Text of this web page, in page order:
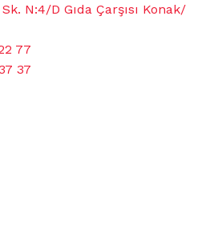
N:4/D Gıda Çarşısı Konak/
77
37